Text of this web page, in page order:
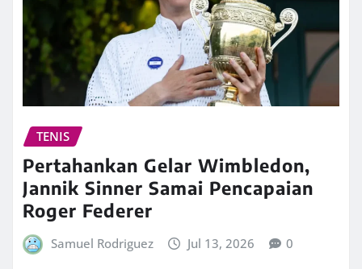
TENIS
Pertahankan Gelar Wimbledon,
Jannik Sinner Samai Pencapaian
Roger Federer
Samuel Rodriguez Jul 13, 2026 0